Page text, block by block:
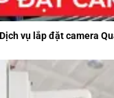
Dịch vụ lắp đặt camera